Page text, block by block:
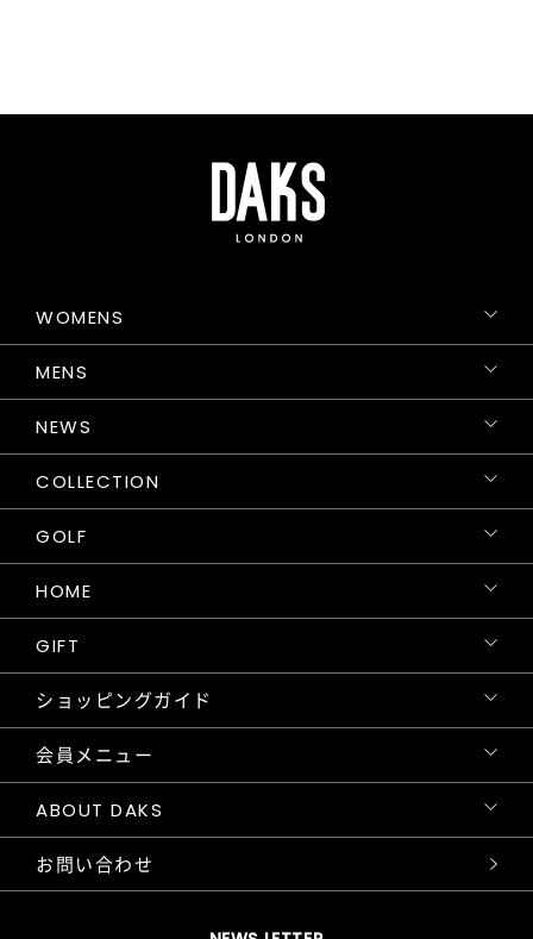
WOMENS
MENS
NEWS
COLLECTION
GOLF
HOME
GIFT
ショッピングガイド
会員メニュー
ABOUT DAKS
お問い合わせ